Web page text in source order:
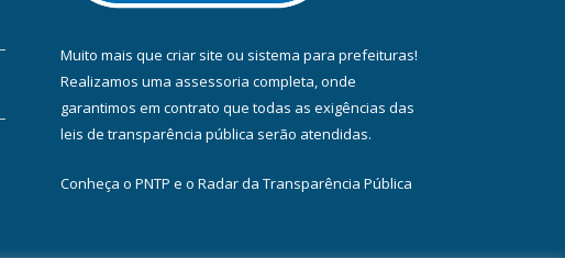
Muito mais que criar site ou sistema para prefeituras!
Realizamos uma assessoria completa, onde
garantimos em contrato que todas as exigências das
leis de transparência pública serão atendidas.
Conheça o PNTP e o Radar da Transparência Pública